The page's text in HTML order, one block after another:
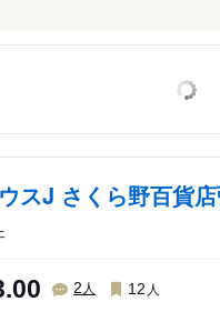
スJ さくら野百貨
2 人 12 人